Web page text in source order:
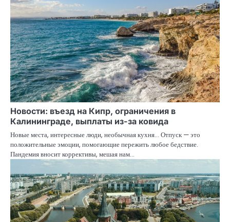
Новости: въезд на Кипр, ограничения в
Калининграде, выплаты из-за ковида
Новые места, интересные люди, необычная кухня… Отпуск — это
положительные эмоции, помогающие пережить любое бедствие.
Пандемия вносит коррективы, мешая нам…